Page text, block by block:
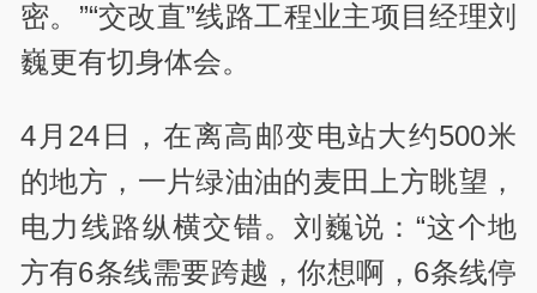
密。”“交改直”线路工程业主项目经理刘
巍更有切身体会。
4月24日，在离高邮变电站大约500米
的地方，一片绿油油的麦田上方眺望，
电力线路纵横交错。刘巍说：“这个地
方有6条线需要跨越，你想啊，6条线停